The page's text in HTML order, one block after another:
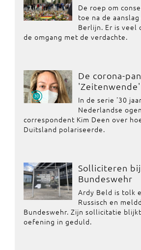
De roep om
toe na de
Berlijn. Er is veel
de omgang met de verdachte.
De corona-
'Zeitenwende'
In de serie '30
Nederlandse
correspondent Kim Deen over
Duitsland polariseerde.
Solliciteren
Bundeswehr
Ardy Beld is tolk
Russisch en
Bundeswehr. Zijn sollicitatie
oefening in geduld.